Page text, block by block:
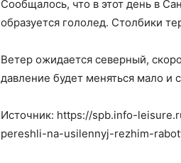
Сообщалось, что в этот день в
образуется гололед. Столбики
Ветер ожидается северный,
давление будет меняться мало и
Источник: https://spb.info-
pereshli-na-usilennyj-rezhim-